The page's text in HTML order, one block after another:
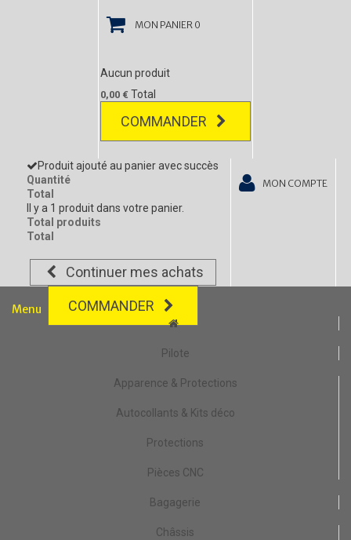
MON PANIER 0
Aucun produit
0,00 € Total
COMMANDER
Produit ajouté au panier avec succès
Quantité
Total
Il y a 1 produit dans votre panier.
Total produits
Total
Continuer mes achats
COMMANDER
MON COMPTE
Menu
Pilote
Apparence & Protections
Autocollants & Kits déco
Protections
Pièces CNC
Bagagerie
Châssis